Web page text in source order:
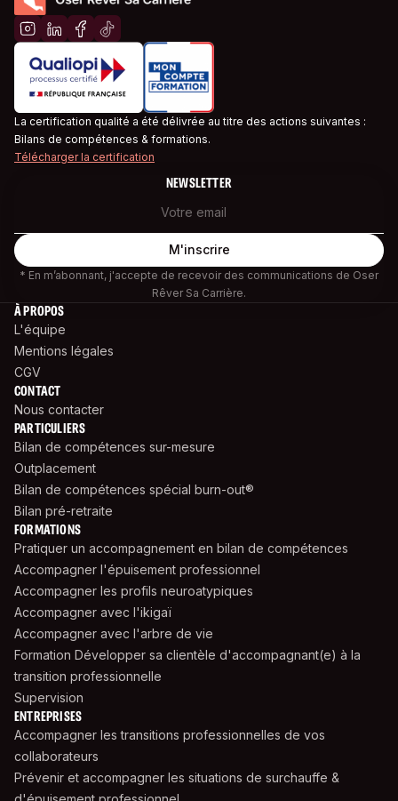
La certification qualité a été délivrée au titre des actions suivantes :
Bilans de compétences & formations.
Télécharger la certification
NEWSLETTER
* En m’abonnant, j'accepte de recevoir des communications de Oser
Rêver Sa Carrière.
À PROPOS
L'équipe
Mentions légales
CGV
CONTACT
Nous contacter
PARTICULIERS
Bilan de compétences sur-mesure
Outplacement
Bilan de compétences spécial burn-out®
Bilan pré-retraite
FORMATIONS
Pratiquer un accompagnement en bilan de compétences
Accompagner l'épuisement professionnel
Accompagner les profils neuroatypiques
Accompagner avec l'ikigaï
Accompagner avec l'arbre de vie
Formation Développer sa clientèle d'accompagnant(e) à la
transition professionnelle
Supervision
ENTREPRISES
Accompagner les transitions professionnelles de vos
collaborateurs
Prévenir et accompagner les situations de surchauffe &